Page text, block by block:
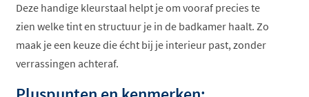
Deze handige kleurstaal helpt je om vooraf precies te
zien welke tint en structuur je in de badkamer haalt. Zo
maak je een keuze die écht bij je interieur past, zonder
verrassingen achteraf.